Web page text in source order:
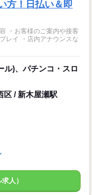
方！日払い＆即
・お客様のご案内や接客
レイ ・店内アナウンスな
ル)、パチンコ・スロ
区 / 新木屋瀬駅
人）